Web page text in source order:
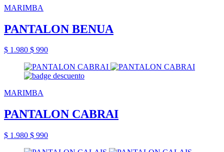
MARIMBA
PANTALON BENUA
$ 1.980 $ 990
MARIMBA
PANTALON CABRAI
$ 1.980 $ 990